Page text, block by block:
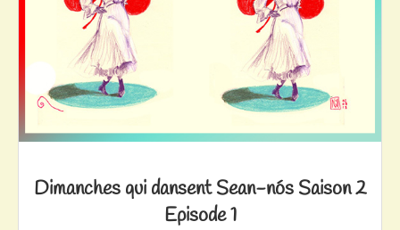
Dimanches qui dansent Sean-nós Saison 2
Episode 1